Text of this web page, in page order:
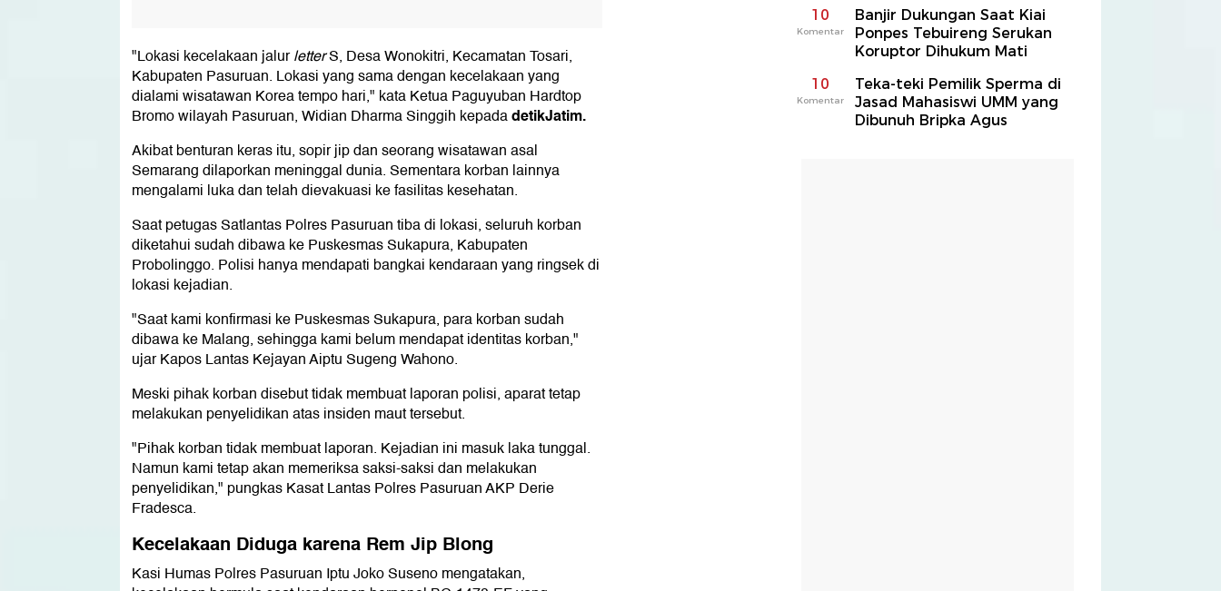
"Lokasi kecelakaan jalurletterS, Desa Wonokitri, Kecamatan Tosari,
Kabupaten Pasuruan. Lokasi yang sama dengan kecelakaan yang
dialami wisatawan Korea tempo hari," kata Ketua Paguyuban Hardtop
Bromo wilayah Pasuruan, Widian Dharma Singgih kepadadetikJatim.
Akibat benturan keras itu, sopir jip dan seorang wisatawan asal
Semarang dilaporkan meninggal dunia. Sementara korban lainnya
mengalami luka dan telah dievakuasi ke fasilitas kesehatan.
Saat petugas Satlantas Polres Pasuruan tiba di lokasi, seluruh korban
diketahui sudah dibawa ke Puskesmas Sukapura, Kabupaten
Probolinggo. Polisi hanya mendapati bangkai kendaraan yang ringsek di
lokasi kejadian.
"Saat kami konfirmasi ke Puskesmas Sukapura, para korban sudah
dibawa ke Malang, sehingga kami belum mendapat identitas korban,"
ujar Kapos Lantas Kejayan Aiptu Sugeng Wahono.
Meski pihak korban disebut tidak membuat laporan polisi, aparat tetap
melakukan penyelidikan atas insiden maut tersebut.
"Pihak korban tidak membuat laporan. Kejadian ini masuk laka tunggal.
Namun kami tetap akan memeriksa saksi-saksi dan melakukan
penyelidikan," pungkas Kasat Lantas Polres Pasuruan AKP Derie
Fradesca.
Kecelakaan Diduga karena Rem Jip Blong
Kasi Humas Polres Pasuruan Iptu Joko Suseno mengatakan,
10
Komentar
Banjir Dukungan Saat Kiai
Ponpes Tebuireng Serukan
Koruptor Dihukum Mati
10
Komentar
Teka-teki Pemilik Sperma di
Jasad Mahasiswi UMM yang
Dibunuh Bripka Agus